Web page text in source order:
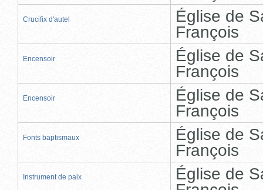
Crucifix d'autel
Église de
François
Encensoir
Église de
François
Encensoir
Église de
François
Fonts baptismaux
Église de
François
Instrument de paix
Église de